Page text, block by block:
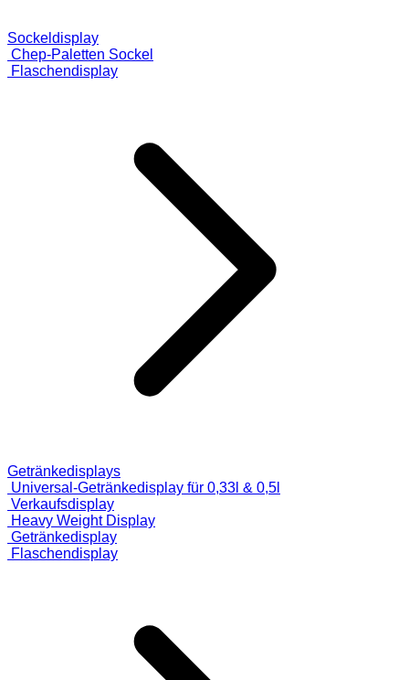
Sockeldisplay
Chep-Paletten Sockel
Flaschendisplay
Getränkedisplays
Universal-Getränkedisplay für 0,33l & 0,5l
Verkaufsdisplay
Heavy Weight Display
Getränkedisplay
Flaschendisplay